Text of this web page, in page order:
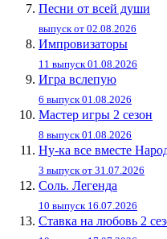
Песни от всей души
выпуск от 02.08.2026
Импровизаторы
11 выпуск 01.08.2026
Игра вслепую
6 выпуск 01.08.2026
Мастер игры 2 сезон
8 выпуск 01.08.2026
Ну-ка все вместе
3 выпуск от 31.07.2026
Соль. Легенда
10 выпуск 16.07.2026
Ставка на любовь 2